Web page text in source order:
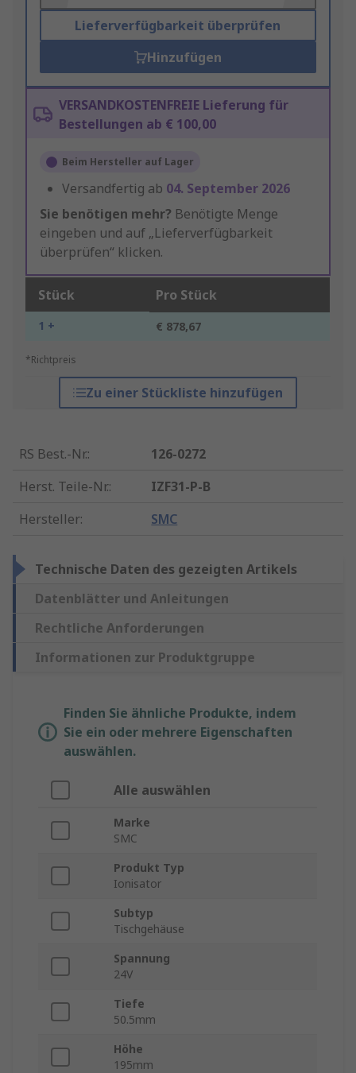
Lieferverfügbarkeit überprüfen
Hinzufügen
VERSANDKOSTENFREIE Lieferung für
Bestellungen ab € 100,00
Beim Hersteller auf Lager
Versandfertig ab 04. September 2026
Sie benötigen mehr? Benötigte Menge
eingeben und auf „Lieferverfügbarkeit
überprüfen“ klicken.
Stück Pro Stück
1 + € 878,67
*Richtpreis
Zu einer Stückliste hinzufügen
RS Best.-Nr.:
126-0272
Herst. Teile-Nr.:
IZF31-P-B
Hersteller: SMC
Technische Daten des gezeigten Artikels
Datenblätter und Anleitungen
Rechtliche Anforderungen
Informationen zur Produktgruppe
Finden Sie ähnliche Produkte, indem
Sie ein oder mehrere Eigenschaften
auswählen.
Alle auswählen
Marke
SMC
Produkt Typ
Ionisator
Subtyp
Tischgehäuse
Spannung
24V
Tiefe
50.5mm
Höhe
195mm